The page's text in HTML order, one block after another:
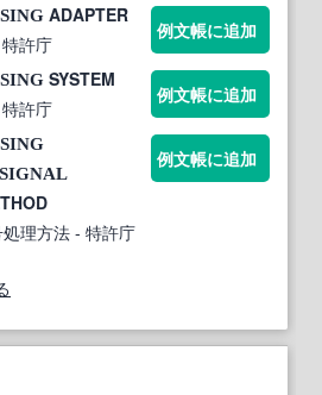
ADAPTER
許庁
例文帳に追加
SYSTEM
許庁
例文帳に追加
SIGNAL
理方法 - 特許庁
例文帳に追加